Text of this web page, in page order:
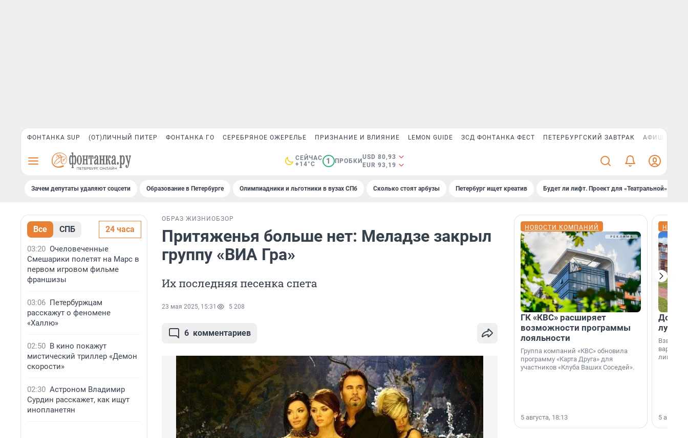
ФОНТАНКА SUP (ОТ)ЛИЧНЫЙ ПИТЕР ФОНТАНКА ГО СЕРЕБРЯНОЕ ОЖЕРЕЛЬЕ ПРИЗНАНИЕ И ВЛИЯНИЕ LEMON GUIDE ЗСД ФОНТАНКА ФЕСТ ПЕТЕРБУРГСКИЙ ЗАВТРАК АФИША PLUS
СЕЙЧАС
+14°C
1 ПРОБКИ
USD 80,93
EUR 93,19
Зачем депутаты удаляют соцсети Образование в Петербурге Олимпиадники и льготники в вузах СПб Сколько стоят арбузы Петербург ищет креатив Будет ли лифт. Проект для «Театральной»
Все СПБ 24 часа
03:20 Очеловеченные
Смешарики полетят на Марс в
первом игровом фильме
франшизы
03:06 Петербуржцам
расскажут о феномене
«Халлю»
02:50 В кино покажут
мистический триллер «Демон
скорости»
02:30 Астроном Владимир
Сурдин расскажет, как ищут
инопланетян
ОБРАЗ ЖИЗНИ ОБЗОР
Притяженья больше нет: Меладзе закрыл
группу «ВИА Гра»
Их последняя песенка спета
23 мая 2025, 15:31 5 208
6 комментариев
НОВОСТИ КОМПАНИЙ
ГК «КВС» расширяет
возможности программы
лояльности
Группа компаний «КВС» обновила
программу «Карта Друга» для
участников «Клуба Ваших Соседей».
5 августа, 18:13
Дом
лучше
лишнего
5